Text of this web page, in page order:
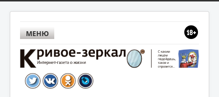
МЕНЮ